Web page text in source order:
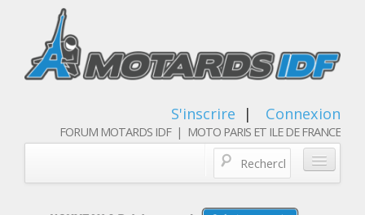
S'inscrire | Connexion
FORUM MOTARDS IDF | MOTO PARIS ET ILE DE FRANCE